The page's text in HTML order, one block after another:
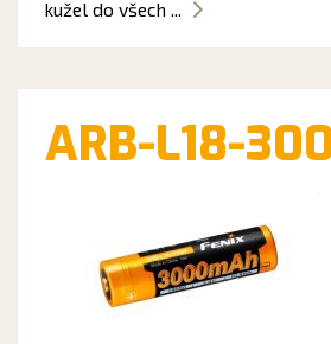
kužel do všech ...
ARB-L18-